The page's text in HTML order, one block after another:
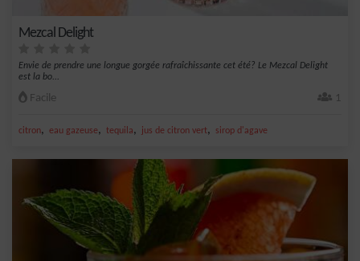
Mezcal Delight
Envie de prendre une longue gorgée rafraîchissante cet été? Le Mezcal Delight
est la bo...
Facile 1
citron, eau gazeuse, tequila, jus de citron vert, sirop d'agave